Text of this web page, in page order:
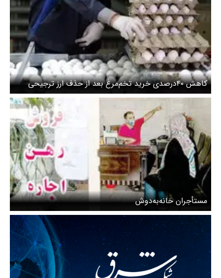
کاهش ۴۰‌درصدی خرید تخم‌مرغ بعد از حذف ارز ترجیحی
مستأجران خانه‌به‌دوش